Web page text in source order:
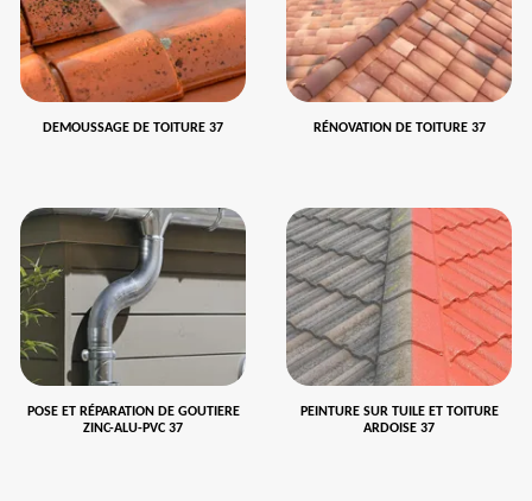
DEMOUSSAGE DE TOITURE 37 RÉNOVATION DE TOITURE 37
POSE ET RÉPARATION DE GOUTIERE
ZINC-ALU-PVC 37
PEINTURE SUR TUILE ET TOITURE
ARDOISE 37